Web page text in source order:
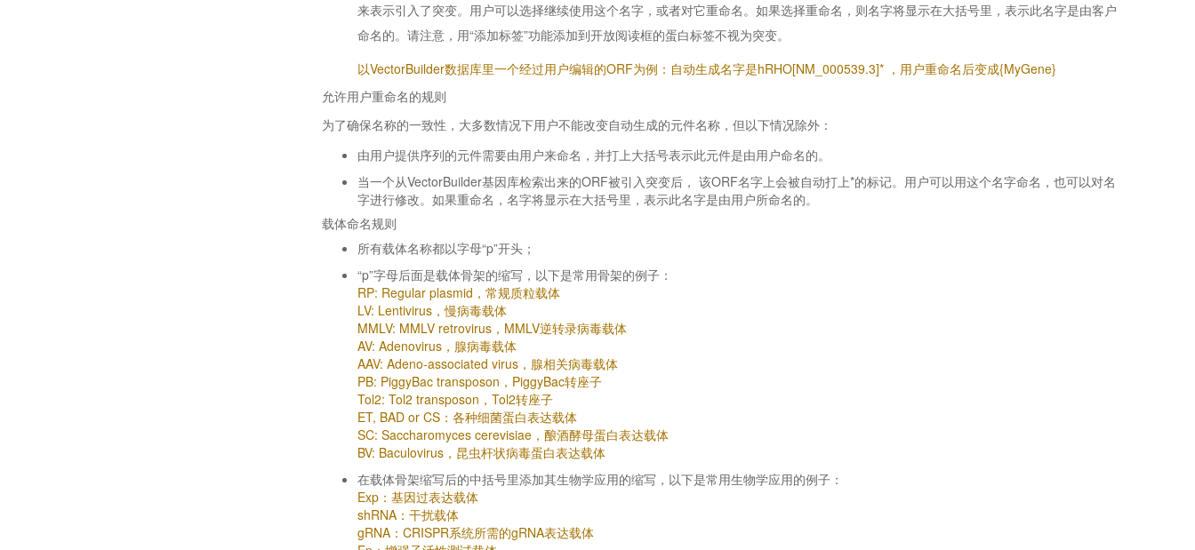
来表示引入了突变。用户可以选择继续使用这个名字，或者对它重命名。如果选择重命名，则名字将显示在大括号里，表示此名字是由客户
命名的。请注意，用“添加标签”功能添加到开放阅读框的蛋白标签不视为突变。
以VectorBuilder数据库里一个经过用户编辑的ORF为例：自动生成名字是hRHO[NM_000539.3]* ，用户重命名后变成{MyGene}
允许用户重命名的规则
为了确保名称的一致性，大多数情况下用户不能改变自动生成的元件名称，但以下情况除外：
由用户提供序列的元件需要由用户来命名，并打上大括号表示此元件是由用户命名的。
当一个从VectorBuilder基因库检索出来的ORF被引入突变后， 该ORF名字上会被自动打上*的标记。用户可以用这个名字命名，也可以对名
字进行修改。如果重命名，名字将显示在大括号里，表示此名字是由用户所命名的。
载体命名规则
所有载体名称都以字母“p”开头；
“p”字母后面是载体骨架的缩写，以下是常用骨架的例子：
RP: Regular plasmid，常规质粒载体
LV: Lentivirus，慢病毒载体
MMLV: MMLV retrovirus，MMLV逆转录病毒载体
AV: Adenovirus，腺病毒载体
AAV: Adeno-associated virus，腺相关病毒载体
PB: PiggyBac transposon，PiggyBac转座子
Tol2: Tol2 transposon，Tol2转座子
ET, BAD or CS：各种细菌蛋白表达载体
SC: Saccharomyces cerevisiae，酿酒酵母蛋白表达载体
BV: Baculovirus，昆虫杆状病毒蛋白表达载体
在载体骨架缩写后的中括号里添加其生物学应用的缩写，以下是常用生物学应用的例子：
Exp：基因过表达载体
shRNA：干扰载体
gRNA：CRISPR系统所需的gRNA表达载体